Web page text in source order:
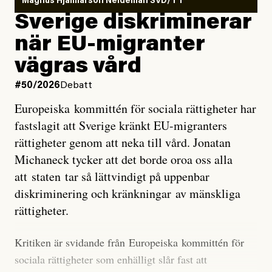
utveckla sig. El Niño är ett återkommande
väderfenomen som uppstår när havsvattnet i delar av
Stilla havet blir ovanligt varmt. Det påverkar vädret
över stora delar av världen och under
forskare allt oftare varnat för att den här El Niñon
Det verkar vara en underdrift, menar nu Zeke
Hausfather.
”Det ser ut som att årets El Niño inte bara med stor
sannolikhet kommer att bli den starkaste sedan
tillförlitliga mätningar inleddes – den kan till och med
marginal”, skriver han.
Sverige diskriminerar
när EU-migranter
vägras vård
#50/2026 Debatt
Europeiska kommittén för sociala rättigheter har
fastslagit att Sverige kränkt EU-migranters
rättigheter genom att neka till vård. Jonatan
Michaneck tycker att det borde oroa oss alla
att staten tar så lättvindigt på uppenbar
diskriminering och kränkningar av mänskliga
rättigheter.
Kritiken är svidande från Europeiska kommittén för
sociala rättigheter som enhälligt slår fast att